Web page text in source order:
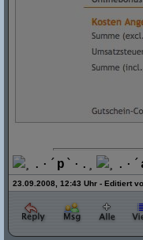
¸.·´ p `·.¸ ¸.·´
23.09.2008, 12:43 Uhr - Editiert